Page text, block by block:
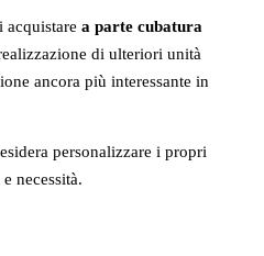
a parte cubatura
di ulteriori unità
ancora più interessante in
personalizzare i propri
necessità.